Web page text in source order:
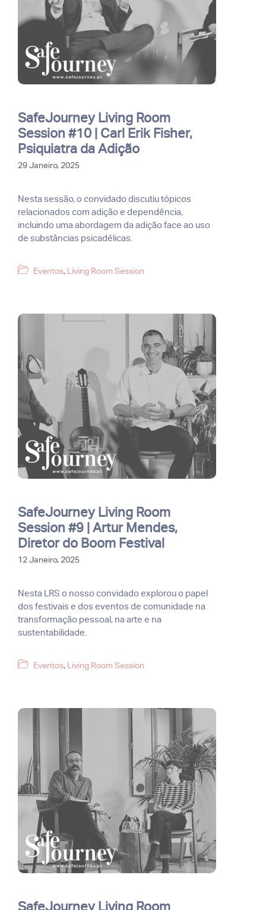
SafeJourney Living Room
Session #10 | Carl Erik Fisher,
Psiquiatra da Adição
29 Janeiro, 2025
Nesta sessão, o convidado discutiu tópicos
relacionados com adição e dependência,
incluindo uma abordagem da adição face ao uso
de substâncias psicadélicas.
Categorias
Eventos, Living Room Session
SafeJourney Living Room
Session #9 | Artur Mendes,
Diretor do Boom Festival
12 Janeiro, 2025
Nesta LRS o nosso convidado explorou o papel
dos festivais e dos eventos de comunidade na
transformação pessoal, na arte e na
sustentabilidade.
Categorias
Eventos, Living Room Session
SafeJourney Living Room